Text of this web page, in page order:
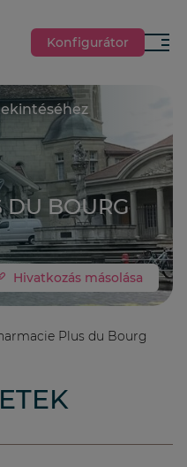
Konfigurátor
Menü
DU BOURG
Hivatkozás másolása
Plus du Bourg